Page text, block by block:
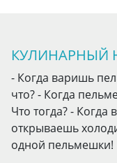
- Когда варишь
что? - Когда
Что тогда? - Когда
открываешь
одной пельмешки!